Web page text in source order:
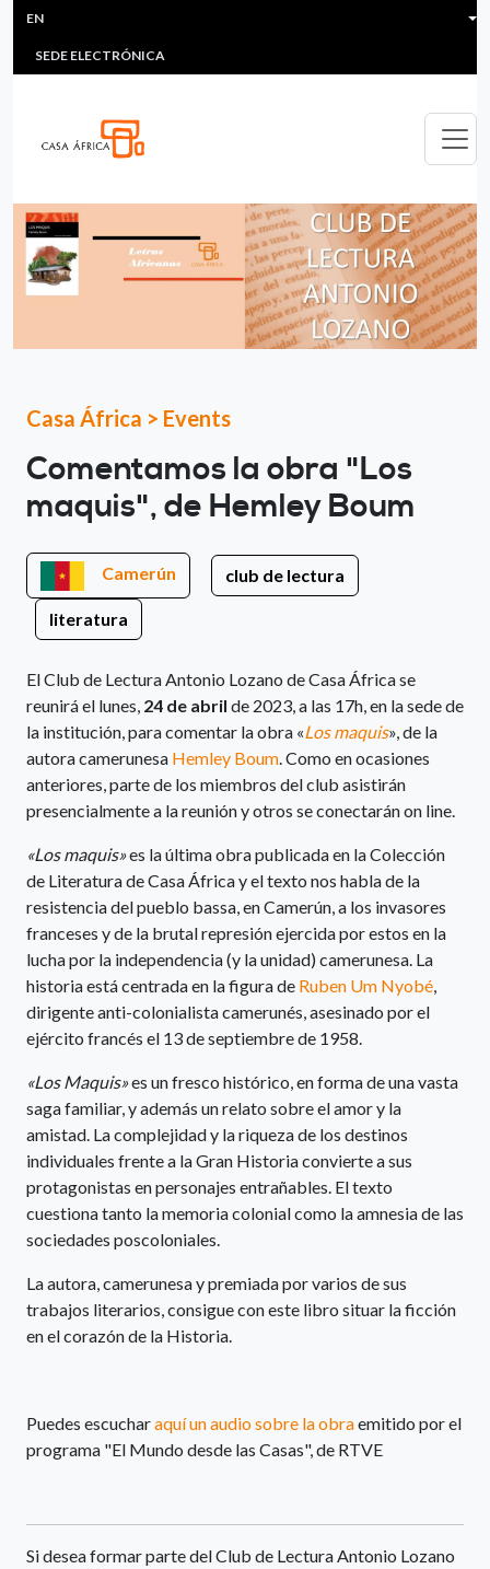
Skip to main content
HEADER MENU
MULTIMEDIA
SEDE ELECTRÓNICA
EN
Casa África > Events
Comentamos la obra "Los
maquis", de Hemley Boum
Camerún club de lectura
literatura
El Club de Lectura Antonio Lozano de Casa África se
reunirá el lunes, 24 de abril de 2023, a las 17h, en la sede de
la institución, para comentar la obra «Los maquis», de la
autora camerunesa Hemley Boum . Como en ocasiones
anteriores, parte de los miembros del club asistirán
presencialmente a la reunión y otros se conectarán on line.
«Los maquis»es la última obra publicada en la Colección
de Literatura de Casa África y el texto nos habla de la
resistencia del pueblo bassa, en Camerún, a los invasores
franceses y de la brutal represión ejercida por estos en la
lucha por la independencia (y la unidad) camerunesa. La
historia está centrada en la figura de Ruben Um Nyobé
dirigente anti-colonialista camerunés, asesinado por el
ejército francés el 13 de septiembre de 1958.
«Los Maquis»es un fresco histórico, en forma de una vasta
saga familiar, y además un relato sobre el amor y la
amistad. La complejidad y la riqueza de los destinos
individuales frente a la Gran Historia convierte a sus
protagonistas en personajes entrañables. El texto
cuestiona tanto la memoria colonial como la amnesia de las
sociedades poscoloniales.
La autora, camerunesa y premiada por varios de sus
trabajos literarios, consigue con este libro situar la ficción
en el corazón de la Historia.
Puedes escucharaquí un audio sobre la obraemitido por el
programa "El Mundo desde las Casas", de RTVE
Si desea formar parte del Club de Lectura Antonio Lozano